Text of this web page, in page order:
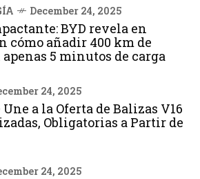
December 24, 2025
BYD revela en
cómo añadir 400 km de
5 minutos de carga
24, 2025
Une a la Oferta de Balizas V16
Obligatorias a Partir de
24, 2025